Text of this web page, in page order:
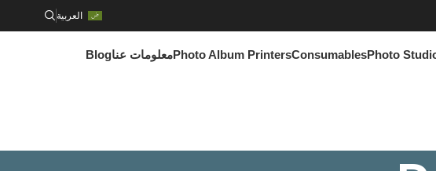
العربية
Photo
Consumables
Photo Album Printersمعلومات عناBlog